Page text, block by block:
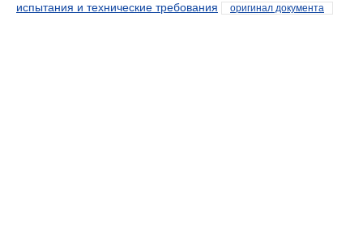
испытания и технические требования
оригинал документа